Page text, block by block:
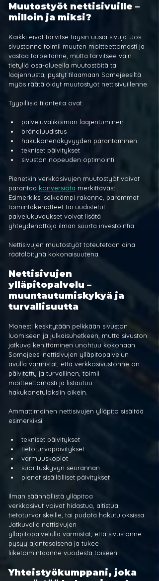
Muutostyöt nettisivuille –
milloin ja miksi?
Kaikki eivät tarvitse täysin uusia sivuja. Jos
sivustonne toimii muuten moitteettomasti ja
vastaa tarpeitanne, mutta tarvitsee vain
tietyllä osa-alueella muutostöitä tai
laajennusta, pystyt tilaamaan Somejeesiltä
myös räätälöidyt muutostyöt nettisivuillenne.
Tyypillisiä tilanteita ovat:
palveluvalikoiman laajentuminen
brändiuudistus
hakukonenäkyvyyden parantaminen
tekniset päivitykset
sivuston nopeuden optimointi
Pienetkin verkkosivujen muutostyöt voivat
parantaa konversiota merkittävästi.
Esimerkiksi selkeämpi rakenne, paremmat
toimintakehotteet tai uudistetut
palvelukuvaukset voivat lisätä
yhteydenottoja ilman suurta investointia.
Nettisivujen muutostyöt toteutetaan aina
räätälöitynä kokonaisuutena.
Nettisivujen
ylläpitopalvelu –
muuntautumiskykyä ja
turvallisuutta
Monesti keskitytään pelkkään sivuston
luomiseen ja julkaisuhetkeen, mutta sivuston
jatkuva kehittäminen unohtuu kokonaan.
Somejeesi nettisivujen ylläpitopalvelun
avulla varmistat, että verkkosivustonne on
päivitetty ja turvallinen, toimii
moitteettomasti ja listautuu
hakukonetuloksiin oikein.
Ammattimainen nettisivujen ylläpito sisältää
esimerkiksi:
tekniset päivitykset
tietoturvapäivitykset
varmuuskopiot
suorituskyvyn seurannan
pienet sisällölliset päivitykset
Ilman säännöllistä ylläpitoa
verkkosivut voivat hidastua, altistua
tietoturvariskeille, tai pudota hakutuloksissa.
Jatkuvalla nettisivujen
ylläpitopalvelulla varmistat, että sivustonne
pysyy ajantasaisena ja tukee
liiketoimintaanne vuodesta toiseen.
Yhteistyökumppani, joka